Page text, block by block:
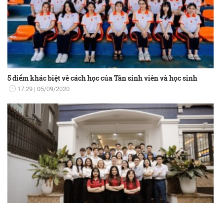
5 điểm khác biệt về cách học của Tân sinh viên và học sinh
17:29 05/09/2020